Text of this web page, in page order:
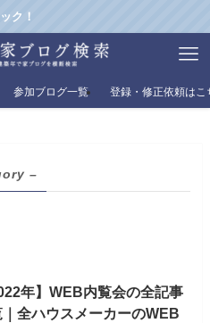
参加ブログ一覧 登録・修正依頼はこ
–
年】WEB内覧会の全記事
｜全ハウスメーカーのWEB